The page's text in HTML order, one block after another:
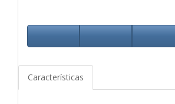
Características